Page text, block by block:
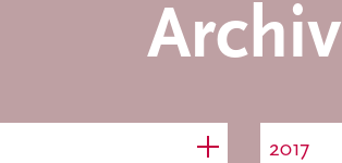
Archiv
2017